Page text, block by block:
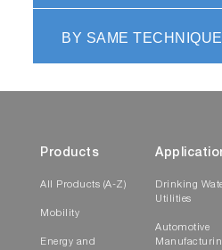
BY SAME TECHNIQUE
Products
All Products (A-Z)
Mobility
Energy and
Drinking
Utilities
Automotive